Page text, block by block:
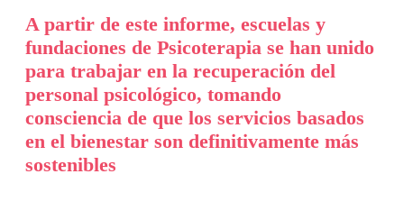
A partir de este informe, escuelas y
fundaciones de Psicoterapia se han unido
para trabajar en la recuperación del
personal psicológico, tomando
consciencia de que los servicios basados
en el bienestar son definitivamente más
sostenibles